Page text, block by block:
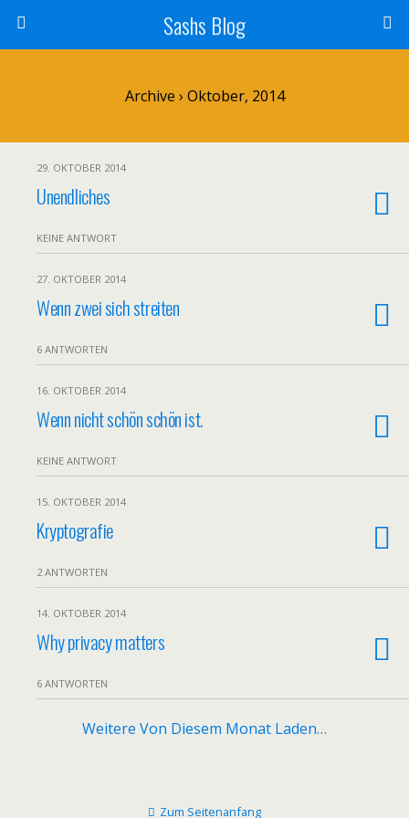
Sashs Blog
Archive › Oktober, 2014
29. OKTOBER 2014
Unendliches
KEINE ANTWORT
27. OKTOBER 2014
Wenn zwei sich streiten
6 ANTWORTEN
16. OKTOBER 2014
Wenn nicht schön schön ist.
KEINE ANTWORT
15. OKTOBER 2014
Kryptografie
2 ANTWORTEN
14. OKTOBER 2014
Why privacy matters
6 ANTWORTEN
Weitere Von Diesem Monat Laden…
Zum Seitenanfang